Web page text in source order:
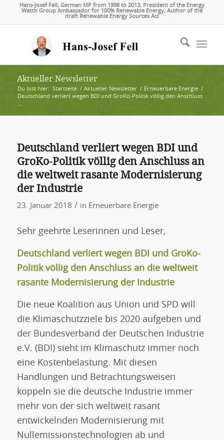
Hans-Josef Fell, German MP from 1998 to 2013, President of the Energy
Watch Group Ambassador for 100% Renewable Energy, Author of the
draft Renewable Energy Sources Act
Aktueller Newsletter
Du bist hier: Startseite / Aktueller Newsletter / Erneuerbare Energie /
Deutschland verliert wegen BDI und GroKo-Politik völlig den Anschluss
Deutschland verliert wegen BDI und
GroKo-Politik völlig den Anschluss an
die weltweit rasante Modernisierung
der Industrie
23. Januar 2018 / in Erneuerbare Energie
Sehr geehrte Leserinnen und Leser,
Deutschland verliert wegen BDI und GroKo-
Politik völlig den Anschluss an die weltweit
rasante Modernisierung der Industrie
Die neue Koalition aus Union und SPD will
die Klimaschutzziele bis 2020 aufgeben und
der Bundesverband der Deutschen Industrie
e.V. (BDI) sieht im Klimaschutz immer noch
eine Kostenbelastung. Mit diesen
Handlungen und Betrachtungsweisen
koppeln sie die deutsche Industrie immer
mehr von der sich weltweit rasant
entwickelnden Modernisierung mit
Nullemissionstechnologien ab und